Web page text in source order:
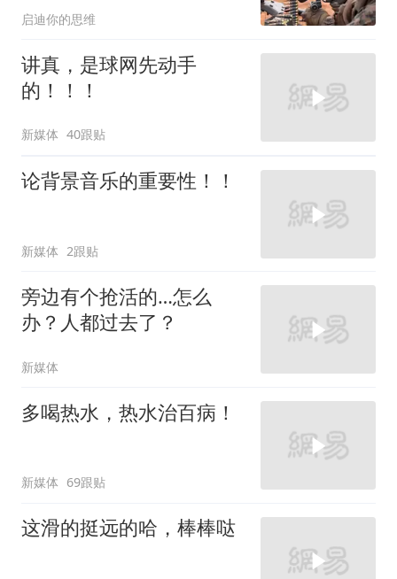
启迪你的思维
讲真，是球网先动手
的！！！
新媒体 40跟贴
论背景音乐的重要性！！
新媒体 2跟贴
旁边有个抢活的…怎么
办？人都过去了？
新媒体
多喝热水，热水治百病！
新媒体 69跟贴
这滑的挺远的哈，棒棒哒